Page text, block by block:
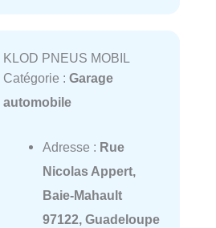
KLOD PNEUS MOBIL
Catégorie : Garage
automobile
Adresse : Rue
Nicolas Appert,
Baie-Mahault
97122, Guadeloupe